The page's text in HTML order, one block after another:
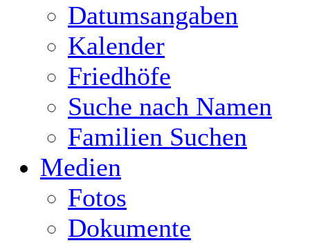
Datumsangaben
Kalender
Friedhöfe
Suche nach Namen
Familien Suchen
Medien
Fotos
Dokumente